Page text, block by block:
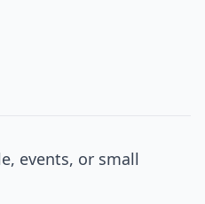
events, or small